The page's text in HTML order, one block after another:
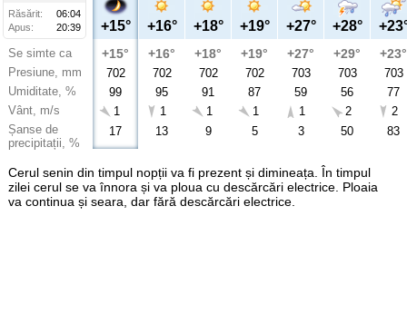
Răsărit:
06:04
Apus:
20:39
Se simte ca
Presiune, mm
Umiditate, %
Vânt, m/s
Șanse de
precipitații, %
+15°
+15°
702
99
1
17
+16°
+16°
702
95
1
13
+18°
+18°
702
91
1
9
+19°
+19°
702
87
1
5
+27°
+27°
703
59
1
3
+28°
+29°
703
56
2
50
+23°
703
77
2
83
Cerul senin din timpul nopții va fi prezent și dimineața. În timpul
zilei cerul se va înnora și va ploua cu descărcări electrice. Ploaia
va continua și seara, dar fără descărcări electrice.